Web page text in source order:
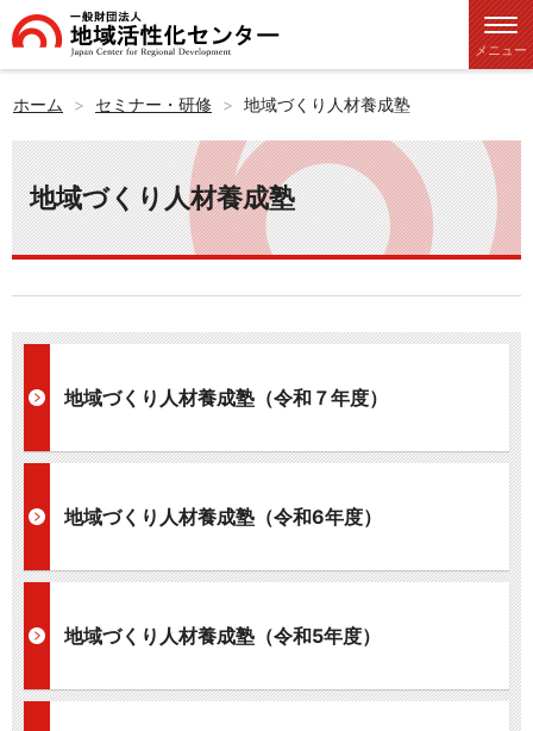
メニュー
ホーム セミナー・研修 地域づくり人材養成塾
地域づくり人材養成塾
地域づくり人材養成塾（令和７年度）
地域づくり人材養成塾（令和6年度）
地域づくり人材養成塾（令和5年度）